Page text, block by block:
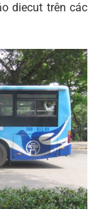
diecut trên các